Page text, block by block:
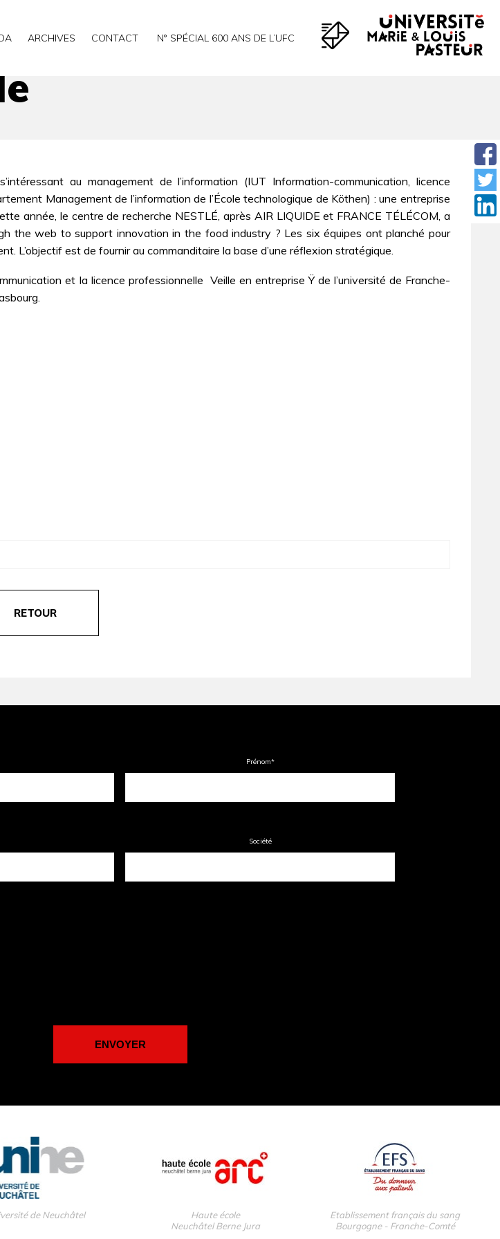
ARCHIVES CONTACT N° SPÉCIAL 600 ANS DE L’UFC
au management de l’information (IUT Information-communication, licence
Management de l’information de l’École technologique de Köthen) : une entreprise
année, le centre de recherche NESTLÉ, après AIR LIQUIDE et FRANCE TÉLÉCOM, a
the web to support innovation in the food industry ? Les six équipes ont planché pour
L’objectif est de fournir au commanditaire la base d’une réflexion stratégique.
et la licence professionnelle  Veille en entreprise Ÿ de l’université de Franche-
RETOUR
Prénom*
Société
de Neuchâtel
Haute école
Neuchâtel Berne Jura
Etablissement français du sang
Bourgogne - Franche-Comté